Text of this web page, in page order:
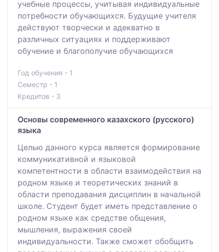
учебные процессы, учитывая индивидуальные
потребности обучающихся. Будущие учителя
действуют творчески и адекватно в
различных ситуациях и поддерживают
обучение и благополучие обучающихся
Год обучения - 1
Семестр - 1
Кредитов - 3
Основы современного казахского (русского)
языка
Целью данного курса является формирование
коммуникативной и языковой
компетентности в области взаимодействия на
родном языке и теоретических знаний в
области преподавания дисциплин в начальной
школе. Студент будет иметь представление о
родном языке как средстве общения,
мышления, выражения своей
индивидуальности. Также сможет обобщить